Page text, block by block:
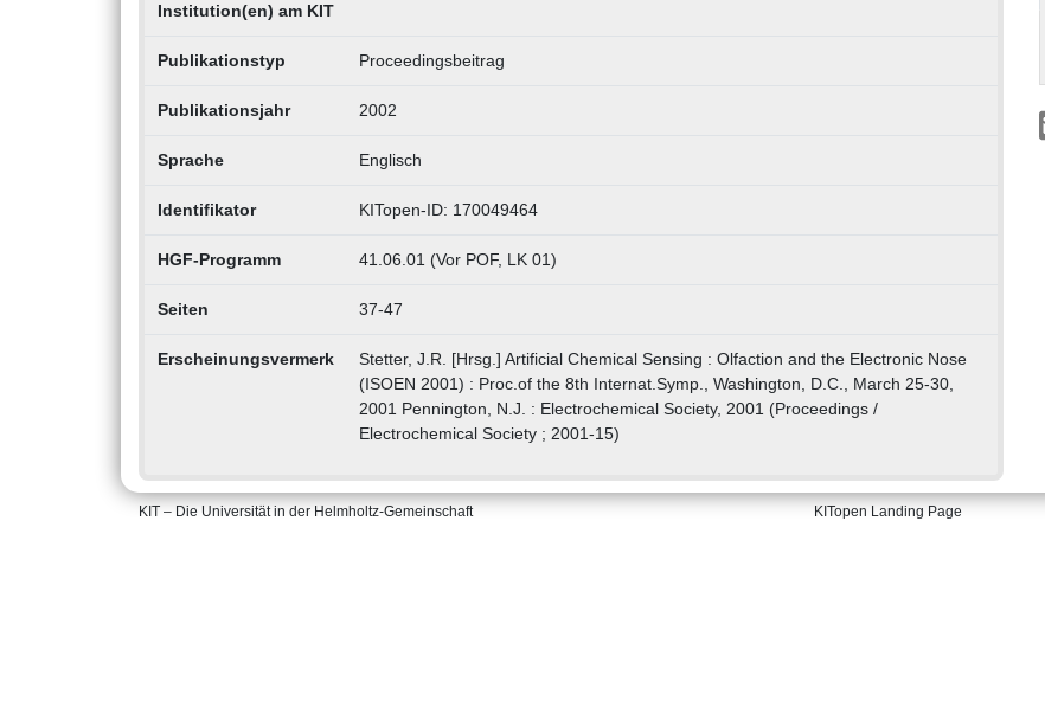
Institution(en) am KIT
Publikationstyp Proceedingsbeitrag
Publikationsjahr 2002
Sprache Englisch
Identifikator KITopen-ID: 170049464
HGF-Programm 41.06.01 (Vor POF, LK 01)
Seiten 37-47
Erscheinungsvermerk
Stetter, J.R. [Hrsg.] Artificial Chemical Sensing : Olfaction and the Electronic Nose
(ISOEN 2001) : Proc.of the 8th Internat.Symp., Washington, D.C., March 25-30,
2001 Pennington, N.J. : Electrochemical Society, 2001 (Proceedings /
Electrochemical Society ; 2001-15)
KIT – Die Universität in der Helmholtz-Gemeinschaft KITopen Landing Page